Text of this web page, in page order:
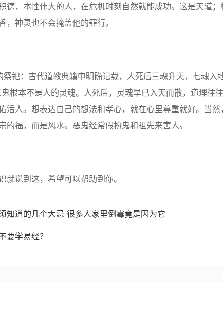
德，本性伟大的人，在危机时刻自然就能成功。这是天道
，神灵也不会掩盖他的罪行。
：古代道教典籍中明确记载，人死后三魂升天，七魂入
根本不是人的灵魂。人死后，灵魂早已入天而散，道理往
活人。想表达自己的想法和孝心，就在心里尊重就好。当
的福，而是风水。恶鬼经常假扮鬼和祖先来害人。
说到这，希望可以帮助到你。
知道的几个大忌 很多人家里倒霉竟是因为它
要学易经？